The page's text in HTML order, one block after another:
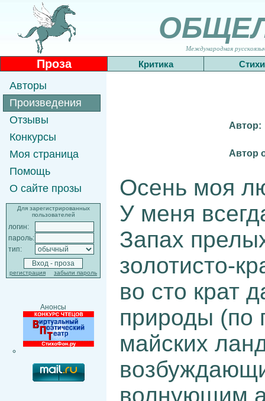
Международная
Проза Критика Стихи
Авторы
Произведения
Отзывы
Конкурсы
Моя страница
Помощь
О сайте прозы
Для зарегистрированных
пользователей
логин:
пароль:
тип:
регистрация забыли пароль
Анонсы
Автор:
Автор
Осень моя
У меня
Запах
золотисто-
во сто крат
природы (по
майских
волнующим